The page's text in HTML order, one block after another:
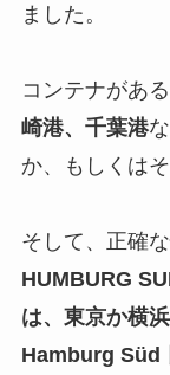
ました。
コンテナがあ
崎港、千葉港
か、もしくは
そして、正確
HUMBURG
は、東京か横
Hamburg Süd